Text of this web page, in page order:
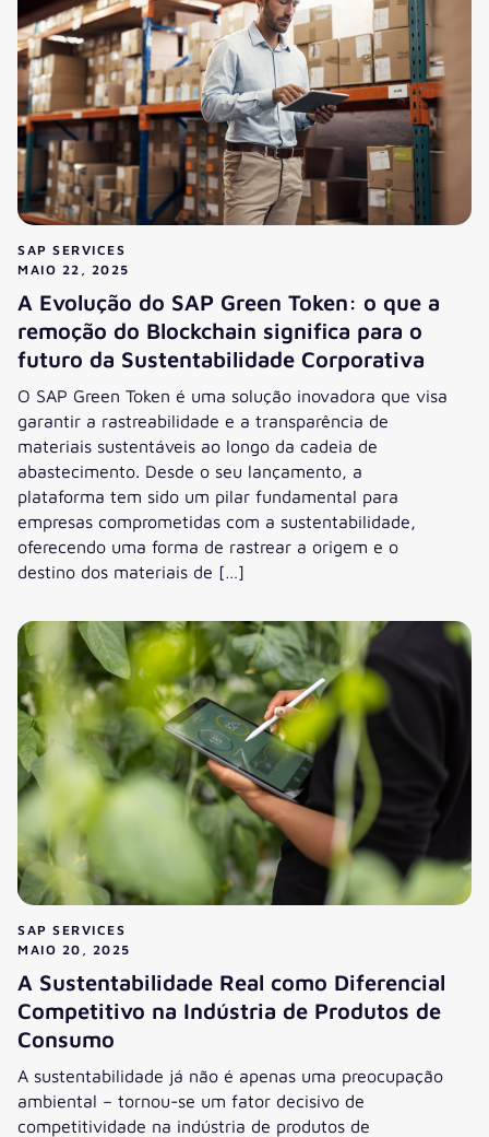
SAP SERVICES
MAIO 22, 2025
A Evolução do SAP Green Token: o que a
remoção do Blockchain significa para o
futuro da Sustentabilidade Corporativa
O SAP Green Token é uma solução inovadora que visa
garantir a rastreabilidade e a transparência de
materiais sustentáveis ao longo da cadeia de
abastecimento. Desde o seu lançamento, a
plataforma tem sido um pilar fundamental para
empresas comprometidas com a sustentabilidade,
oferecendo uma forma de rastrear a origem e o
destino dos materiais de […]
SAP SERVICES
MAIO 20, 2025
A Sustentabilidade Real como Diferencial
Competitivo na Indústria de Produtos de
Consumo
A sustentabilidade já não é apenas uma preocupação
ambiental – tornou-se um fator decisivo de
competitividade na indústria de produtos de